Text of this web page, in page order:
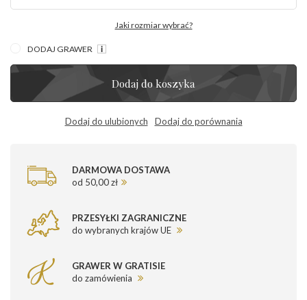
Jaki rozmiar wybrać?
DODAJ GRAWER
Dodaj do koszyka
Dodaj do ulubionych Dodaj do porównania
DARMOWA DOSTAWA
od 50,00 zł
PRZESYŁKI ZAGRANICZNE
do wybranych krajów UE
GRAWER W GRATISIE
do zamówienia